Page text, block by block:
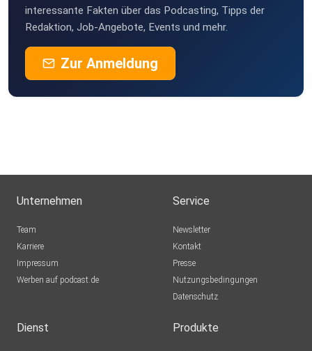
interessante Fakten über das Podcasting, Tipps der
Redaktion, Job-Angebote, Events und mehr.
Zur Anmeldung
Unternehmen
Team
Karriere
Impressum
Werben auf podcast.de
Service
Newsletter
Kontakt
Presse
Nutzungsbedingungen
Datenschutz
Dienst Produkte